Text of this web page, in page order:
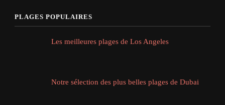
PLAGES POPULAIRES
Les meilleures plages de Los Angeles
Notre sélection des plus belles plages de Dubai